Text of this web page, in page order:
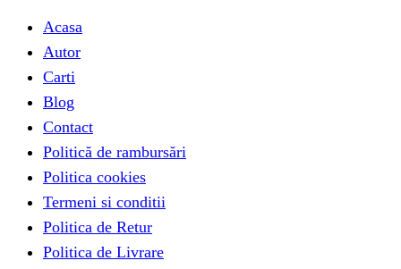
Acasa
Autor
Carti
Blog
Contact
Politică de rambursări
Politica cookies
Termeni si conditii
Politica de Retur
Politica de Livrare